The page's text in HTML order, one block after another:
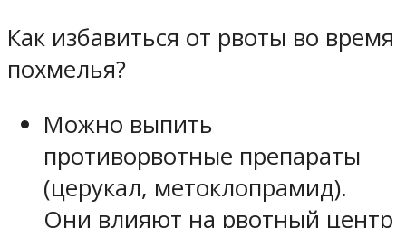
Как избавиться от рвоты во время
похмелья?
Можно выпить
противорвотные препараты
(церукал, метоклопрамид).
Они влияют на рвотный центр